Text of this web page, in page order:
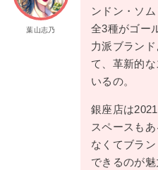
葉山志乃
ンドン・ソ
全3種がゴー
力派ブラン
て、革新的
いるの。
銀座店は
スペースも
なくてブラ
できるのが魅